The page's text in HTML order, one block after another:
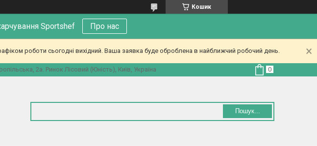
Кошик
Sportshef Про нас
роботи сьогодні вихідний. Ваша заявка буде оброблена в найближчий робочий день.
2а. Ринок Лісовий (Юність), Київ, Україна
Пошук...